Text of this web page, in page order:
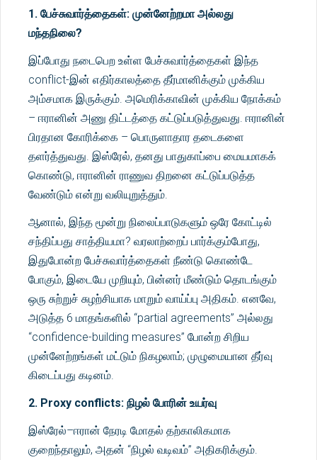
1. பேச்சுவார்த்தைகள்: முன்னேற்றமா அல்லது
மந்தநிலை?
இப்போது நடைபெற உள்ள பேச்சுவார்த்தைகள் இந்த
conflict-இன் எதிர்காலத்தை தீர்மானிக்கும் முக்கிய
அம்சமாக இருக்கும். அமெரிக்காவின் முக்கிய நோக்கம்
– ஈரானின் அணு திட்டத்தை கட்டுப்படுத்துவது. ஈரானின்
பிரதான கோரிக்கை – பொருளாதார தடைகளை
தளர்த்துவது. இஸ்ரேல், தனது பாதுகாப்பை மையமாகக்
கொண்டு, ஈரானின் ராணுவ திறனை கட்டுப்படுத்த
வேண்டும் என்று வலியுறுத்தும்.
ஆனால், இந்த மூன்று நிலைப்பாடுகளும் ஒரே கோட்டில்
சந்திப்பது சாத்தியமா? வரலாற்றைப் பார்க்கும்போது,
இதுபோன்ற பேச்சுவார்த்தைகள் நீண்டு கொண்டே
போகும், இடையே முறியும், பின்னர் மீண்டும் தொடங்கும்
ஒரு சுற்றுச் சுழற்சியாக மாறும் வாய்ப்பு அதிகம். எனவே,
அடுத்த 6 மாதங்களில் “partial agreements” அல்லது
“confidence-building measures” போன்ற சிறிய
முன்னேற்றங்கள் மட்டும் நிகழலாம்; முழுமையான தீர்வு
கிடைப்பது கடினம்.
2. Proxy conflicts: நிழல் போரின் உயர்வு
இஸ்ரேல்–ஈரான் நேரடி மோதல் தற்காலிகமாக
குறைந்தாலும், அதன் “நிழல் வடிவம்” அதிகரிக்கும்.